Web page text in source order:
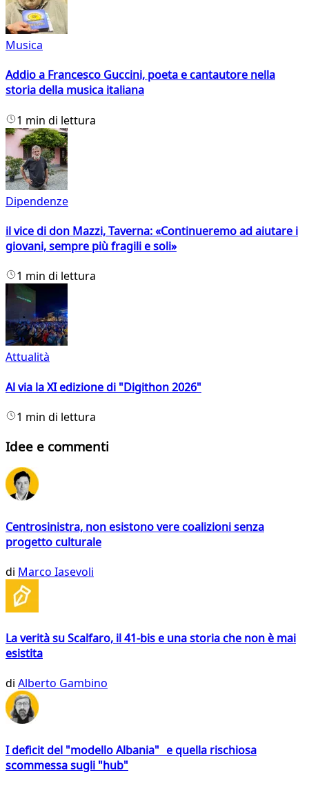
Musica
Addio a Francesco Guccini, poeta e cantautore nella
storia della musica italiana
1 min di lettura
Dipendenze
il vice di don Mazzi, Taverna: «Continueremo ad aiutare i
giovani, sempre più fragili e soli»
1 min di lettura
Attualità
Al via la XI edizione di "Digithon 2026"
1 min di lettura
Idee e commenti
Centrosinistra, non esistono vere coalizioni senza
progetto culturale
di Marco Iasevoli
La verità su Scalfaro, il 41-bis e una storia che non è mai
esistita
di Alberto Gambino
I deficit del "modello Albania" e quella rischiosa
scommessa sugli "hub"